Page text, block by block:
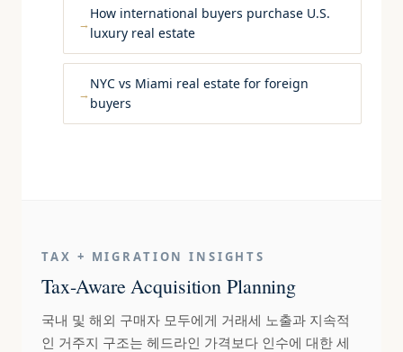
How international buyers purchase U.S.
luxury real estate
NYC vs Miami real estate for foreign
buyers
TAX + MIGRATION INSIGHTS
Tax-Aware Acquisition Planning
국내 및 해외 구매자 모두에게 거래세 노출과 지속적
인 거주지 구조는 헤드라인 가격보다 인수에 대한 세